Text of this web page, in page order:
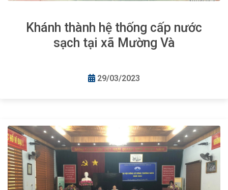
Khánh thành hệ thống cấp nước
sạch tại xã Mường Và
29/03/2023